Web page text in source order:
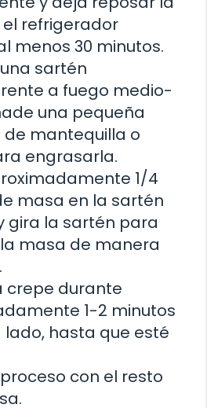
refrigerador
menos 30 minutos.
sartén
a fuego medio-
una pequeña
mantequilla o
engrasarla.
1/4
masa en la sartén
gira la sartén para
masa de manera
crepe durante
1-2 minutos
hasta que esté
con el resto